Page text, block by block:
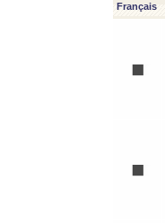
Français